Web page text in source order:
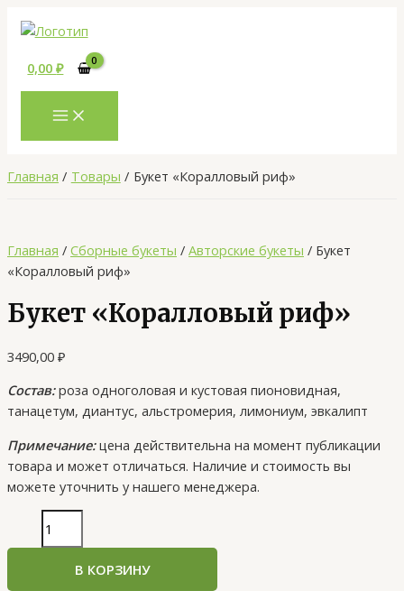
содержимому
0,00₽
Главная Товары Букет «Коралловый риф»
Главная / Сборные букеты / Авторские букеты / Букет
«Коралловый риф»
Букет «Коралловый риф»
3490,00 ₽
Состав:роза одноголовая и кустовая пионовидная,
танацетум, диантус, альстромерия, лимониум, эвкалипт
Примечание:цена действительна на момент публикации
товара и может отличаться. Наличие и стоимость вы
можете уточнить у нашего менеджера.
товара
«Коралловый
риф»
В КОРЗИНУ